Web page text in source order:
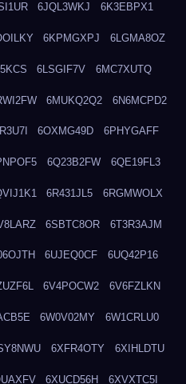
6JQL3WKJ 6K3EBPX1
6KPMGXPJ 6LGMA8OZ
6LSGIF7V 6MC7XUTQ
6MUKQ2Q2 6N6MCPD2
6OXMG49D 6PHYGAFF
6Q23B2FW 6QE19FL3
6R431JL5 6RGMWOLX
6SBTC8OR 6T3R3AJM
6UJEQ0CF 6UQ42P16
6V4POCW2 6V6FZLKN
6W0V02MY 6W1CRLU0
6XFR4OTY 6XIHLDTU
6XUCD56H 6XVXTC5I